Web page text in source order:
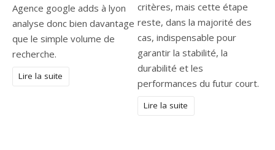
Agence google adds à lyon
analyse donc bien davantage
que le simple volume de
recherche.
Lire la suite
critères, mais cette étape
reste, dans la majorité des
cas, indispensable pour
garantir la stabilité, la
durabilité et les
performances du futur court.
Lire la suite